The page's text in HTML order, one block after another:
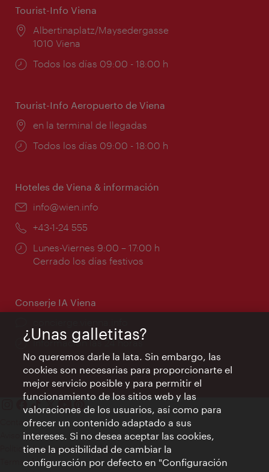
Tourist-Info Viena
Lugar:
Albertinaplatz/Maysedergasse
1010 Viena
Horarios
Todos los días 09:00 - 18:00 h
Tourist-Info Aeropuerto de Viena
Lugar:
en la terminal de llegadas
Horarios
Todos los días 09:00 - 18:00 h
Hoteles de Viena & información
e-
info@wien.info
Teléfono:
+43-1-24 555
Horarios
de
Lunes-Viernes 9:00 – 17:00 h
Cerrado los días festivos
Conserje IA Viena
Información las 24 horas
Contacto
Aviso legal
Política de privacidad de datos
Terms of Use
¿Unas galletitas?
No queremos darle la lata. Sin embargo, las
cookies son necesarias para proporcionarte el
mejor servicio posible y para permitir el
funcionamiento de los sitios web y las
valoraciones de los usuarios, así como para
ofrecer un contenido adaptado a sus
intereses. Si no desea aceptar las cookies,
tiene la posibilidad de cambiar la
configuración por defecto en "Configuración